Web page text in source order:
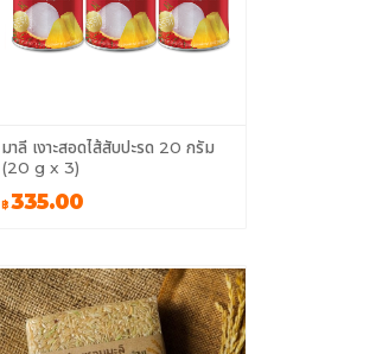
มาลี เงาะสอดไส้สับปะรด 20 กรัม
(20 g x 3)
฿335.00